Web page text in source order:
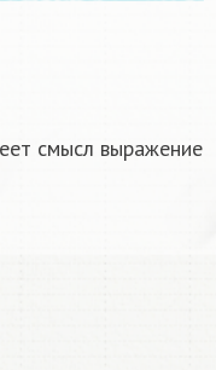
смысл выражение